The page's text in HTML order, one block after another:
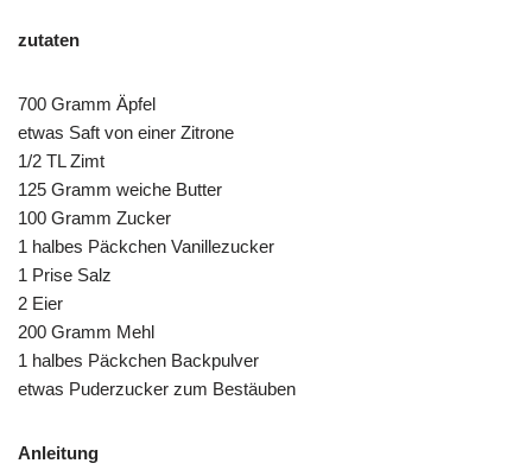
zutaten
700 Gramm Äpfel
etwas Saft von einer Zitrone
1/2 TL Zimt
125 Gramm weiche Butter
100 Gramm Zucker
1 halbes Päckchen Vanillezucker
1 Prise Salz
2 Eier
200 Gramm Mehl
1 halbes Päckchen Backpulver
etwas Puderzucker zum Bestäuben
Anleitung